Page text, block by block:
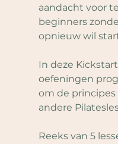
aandacht voor
beginners
opnieuw wil
In deze
oefeningen
om de
andere
Reeks van 5